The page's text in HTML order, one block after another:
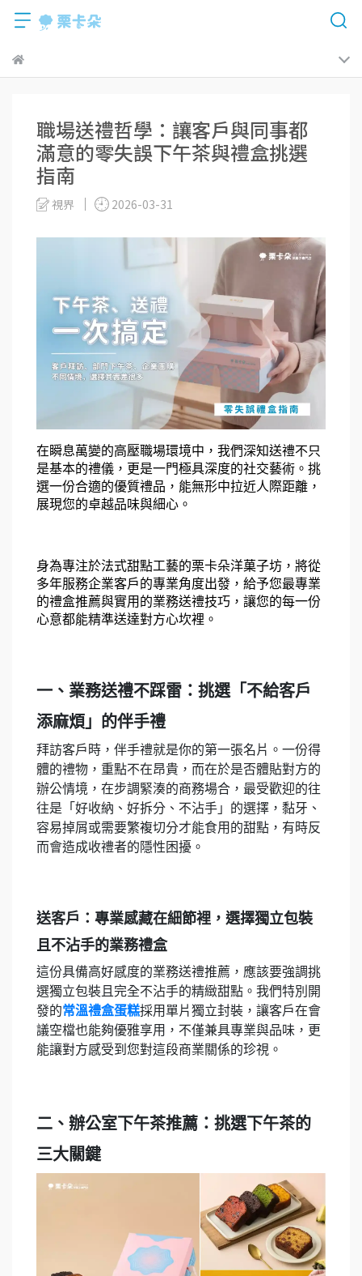
職場送禮哲學：讓客戶與同事都
滿意的零失誤下午茶與禮盒挑選
指南
視界 2026-03-31
在瞬息萬變的高壓職場環境中，我們深知送禮不只
是基本的禮儀，更是一門極具深度的社交藝術。挑
選一份合適的優質禮品，能無形中拉近人際距離，
展現您的卓越品味與細心。
身為專注於法式甜點工藝的栗卡朵洋菓子坊，將從
多年服務企業客戶的專業角度出發，給予您最專業
的禮盒推薦與實用的業務送禮技巧，讓您的每一份
心意都能精準送達對方心坎裡。
一、業務送禮不踩雷：挑選「不給客戶
添麻煩」的伴手禮
拜訪客戶時，伴手禮就是你的第一張名片。一份得
體的禮物，重點不在昂貴，而在於是否體貼對方的
辦公情境，在步調緊湊的商務場合，最受歡迎的往
往是「好收納、好拆分、不沾手」的選擇，黏牙、
容易掉屑或需要繁複切分才能食用的甜點，有時反
而會造成收禮者的隱性困擾。
送客戶：專業感藏在細節裡，選擇獨立包裝
且不沾手的業務禮盒
這份具備高好感度的業務送禮推薦，應該要強調挑
選獨立包裝且完全不沾手的精緻甜點。我們特別開
發的常溫禮盒蛋糕採用單片獨立封裝，讓客戶在會
議空檔也能夠優雅享用，不僅兼具專業與品味，更
能讓對方感受到您對這段商業關係的珍視。
二、辦公室下午茶推薦：挑選下午茶的
三大關鍵